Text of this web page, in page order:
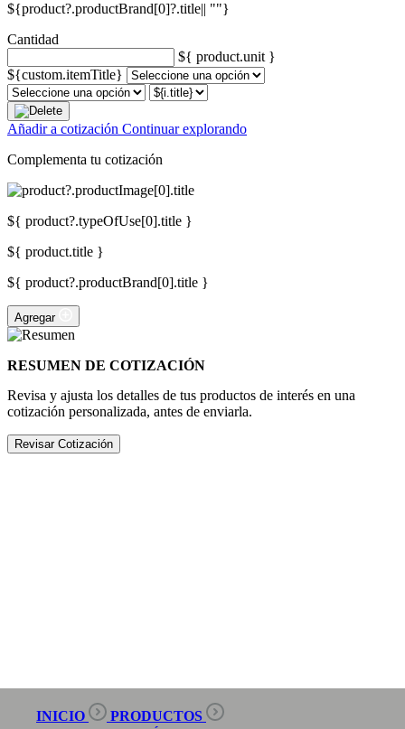
${product?.productBrand[0]?.title|| ""}
Cantidad
${ product.unit }
${custom.itemTitle}
Añadir a cotización Continuar explorando
Complementa tu cotización
${ product?.typeOfUse[0].title }
${ product.title }
${ product?.productBrand[0].title }
Agregar
RESUMEN DE COTIZACIÓN
Revisa y ajusta los detalles de tus productos de interés en una
cotización personalizada, antes de enviarla.
Revisar Cotización
INICIO
PRODUCTOS